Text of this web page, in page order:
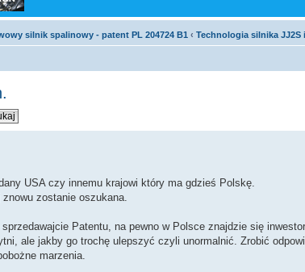
silnik spalinowy - patent PL 204724 B1 ‹ Technologia silnika JJ2S
USA czy innemu krajowi który ma gdzieś Polskę.
zostanie oszukana.
Patentu, na pewno w Polsce znajdzie się
ale jakby go trochę ulepszyć czyli unormalnić. Zrobić
marzenia.